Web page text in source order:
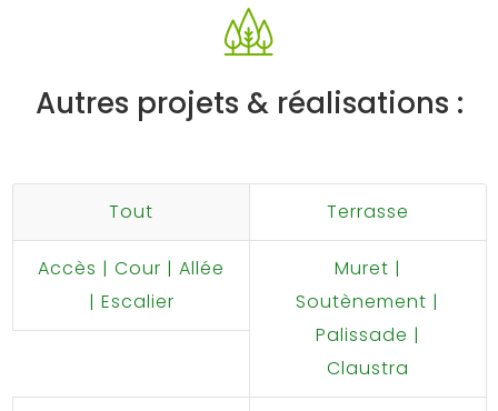
Autres projets & réalisations :
Tout Terrasse
Accès | Cour | Allée
| Escalier
Muret |
Soutènement |
Palissade |
Claustra